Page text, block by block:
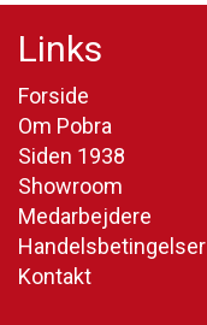
Links
Forside
Om Pobra
Siden 1938
Showroom
Medarbejdere
Handelsbetingelser
Kontakt